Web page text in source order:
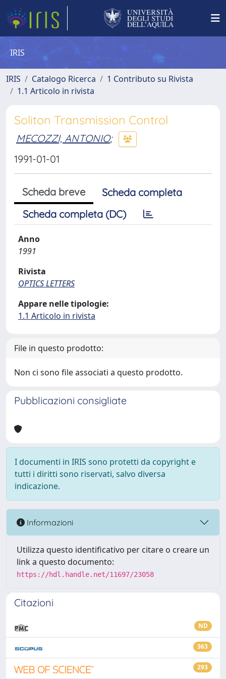
IRIS
IRIS Catalogo Ricerca
1 Contributo su Rivista
1.1 Articolo in rivista
Soliton Transmission Control
MECOZZI, ANTONIO;
1991-01-01
Scheda breve
Scheda completa
Scheda completa (DC)
Anno
1991
Rivista
OPTICS LETTERS
Appare nelle tipologie:
1.1 Articolo in rivista
File in questo prodotto:
Non ci sono file associati a questo prodotto.
Pubblicazioni consigliate
I documenti in IRIS sono protetti da copyright e
tutti i diritti sono riservati, salvo diversa
indicazione.
Informazioni
Utilizza questo identificativo per citare o creare un
link a questo documento:
https://hdl.handle.net/11697/23058
Citazioni
ND
363
293